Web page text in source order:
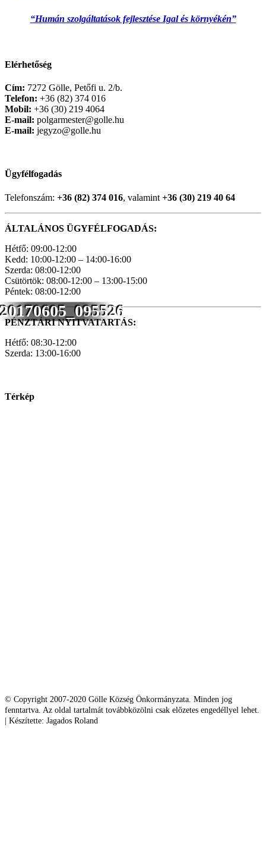
20170605_095526
“Humán szolgáltatások fejlesztése Igal és környékén”
Elérhetőség
Cím: 7272 Gölle, Petőfi u. 2/b.
Telefon: +36 (82) 374 016
Mobil: +36 (30) 219 4064
E-mail: polgarmester@golle.hu
E-mail: jegyzo@golle.hu
Ügyfélfogadás
Telefonszám: +36 (82) 374 016, valamint +36 (30) 219 40 64
ÁLTALÁNOS ÜGYFÉLFOGADÁS:
Hétfő: 09:00-12:00
Kedd: 10:00-12:00 – 14:00-16:00
Szerda: 08:00-12:00
Csütörtök: 08:00-12:00 – 13:00-15:00
Péntek: 08:00-12:00
PÉNZTÁRI NYITVATARTÁS:
Hétfő: 08:30-12:00
Szerda: 13:00-16:00
Térkép
© Copyright 2007-2020 Gölle Község Önkormányzata. Minden jog
fenntartva. Az oldal tartalmát továbbközölni csak előzetes engedéllyel lehet.
| Készítette: Jagados Roland